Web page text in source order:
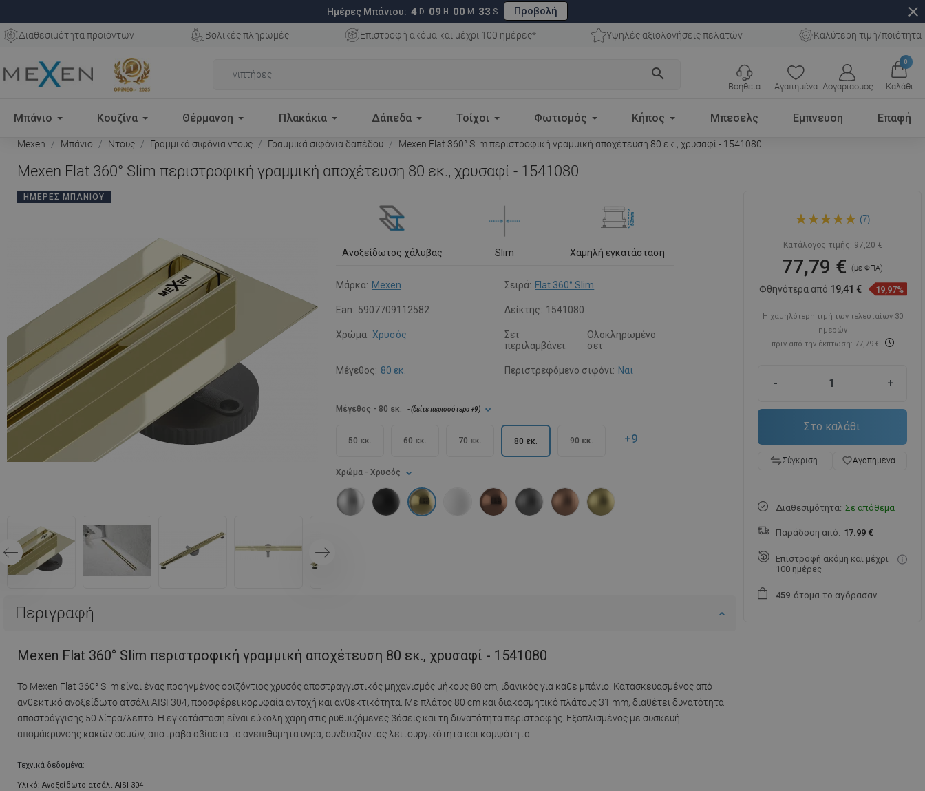
Ημέρες Μπάνιου: 4 D 09 H 00 M 31 S Προβολή close
Διαθεσιμότητα προϊόντων Βολικές πληρωμές Επιστροφή ακόμα και μέχρι 100 ημέρες* Υψηλές αξιολογήσεις πελατών Καλύτερη τιμή/ποιότητα
search
Αγαπημένα Λογαριασμός
0
Καλάθι
Βοήθεια
Μπάνιο Κουζίνα Θέρμανση Πλακάκια Δάπεδα Τοίχοι Φωτισμός Κήπος Μπεσελς Εμπνευση Επαφή
Mexen Μπάνιο Ντους Γραμμικά σιφόνια ντους Γραμμικά σιφόνια δαπέδου Mexen Flat 360° Slim περιστροφική γραμμική αποχέτευση 80 εκ., χρυσαφί - 1541080
Mexen Flat 360° Slim περιστροφική γραμμική αποχέτευση 80 εκ., χρυσαφί - 1541080
ΗΜΈΡΕΣ ΜΠΆΝΙΟΥ
Ανοξείδωτος χάλυβας Slim Χαμηλή εγκατάσταση
Μάρκα: Mexen Σειρά: Flat 360° Slim
Ean: 5907709112582 Δείκτης: 1541080
Χρώμα: Χρυσός
Σετ
περιλαμβάνει:
Ολοκληρωμένο
σετ
Μέγεθος: 80 εκ. Περιστρεφόμενο σιφόνι: Ναι
Μέγεθος - 80 εκ. - (δείτε περισσότερα+9)
50 εκ. 60 εκ. 70 εκ. 80 εκ. 90 εκ. +9
Χρώμα - Χρυσός
Περιγραφή
Mexen Flat 360° Slim περιστροφική γραμμική αποχέτευση 80 εκ., χρυσαφί - 1541080
Το Mexen Flat 360° Slim είναι ένας προηγμένος οριζόντιος χρυσός αποστραγγιστικός μηχανισμός μήκους 80 cm, ιδανικός για κάθε μπάνιο. Κατασκευασμένος από
ανθεκτικό ανοξείδωτο ατσάλι AISI 304, προσφέρει κορυφαία αντοχή και ανθεκτικότητα. Με πλάτος 80 cm και διακοσμητικό πλάτους 31 mm, διαθέτει δυνατότητα
αποστράγγισης 50 λίτρα/λεπτό. Η εγκατάσταση είναι εύκολη χάρη στις ρυθμιζόμενες βάσεις και τη δυνατότητα περιστροφής. Εξοπλισμένος με συσκευή
απομάκρυνσης κακών οσμών, αποτραβά αβίαστα τα ανεπιθύμητα υγρά, συνδυάζοντας λειτουργικότητα και κομψότητα.
Τεχνικά δεδομένα:
Υλικό: Ανοξείδωτο ατσάλι AISI 304
περιστροφική γραμμική
- 1541080
(7)
Κατάλογος τιμής: 97,20 €
77,79 €(με ΦΠΑ)
Φθηνότερα από 19,41 € 19,97%
Η χαμηλότερη τιμή των τελευταίων 30
ημερών
πριν από την έκπτωση: 77,79 €
- +
Στο καλάθι
Σύγκριση favorite_borderΑγαπημένα
Διαθεσιμότητα: Σε απόθεμα
Παράδοση από: 17.99 €
Επιστροφή ακόμη και μέχρι
100 ημέρες
459 άτομα το αγόρασαν.